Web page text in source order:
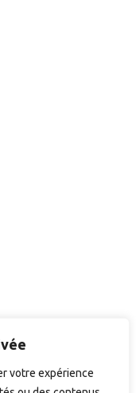
votre expérience